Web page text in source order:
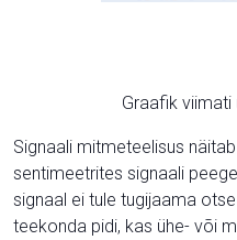
Graafik viimati
Signaali mitmeteelisus
sentimeetrites signaali
signaal ei tule tugijaama
teekonda pidi, kas ühe- või